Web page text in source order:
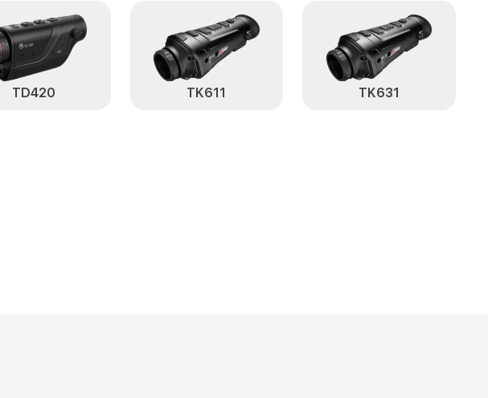
TD420 TK611 TK631